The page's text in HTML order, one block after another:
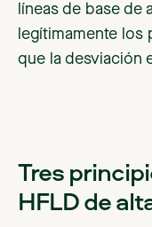
líneas de base de
legítimamente
que la desviación
Tres
HFLD de